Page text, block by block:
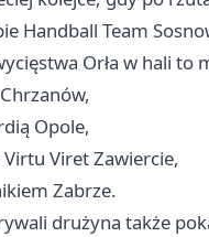
Handball Team
Orła w hali to
Chrzanów,
Opole,
Virtu Viret Zawiercie,
Zabrze.
drużyna także